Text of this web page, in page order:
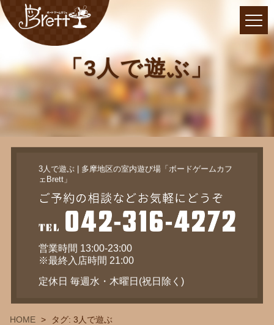
「3人で遊ぶ」
3人で遊ぶ | 多摩地区の室内遊び場「ボードゲームカフ
ェBrett」
営業時間 13:00-23:00
※最終入店時間 21:00
定休日 毎週水・木曜日(祝日除く)
HOME タグ: 3人で遊ぶ